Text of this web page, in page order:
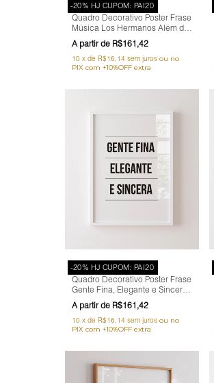
-20% HJ CUPOM: PAI20
Quadro Decorativo Poster Frase
Música Los Hermanos Além do
Que se Vê - Teste de Visão
R$161,42
10 x de R$16,14 sem juros
-20% HJ CUPOM: PAI20
Quadro Decorativo Poster Frase
Gente Fina, Elegante e Sincera -
Música, Lulu Santos
R$161,42
10 x de R$16,14 sem juros